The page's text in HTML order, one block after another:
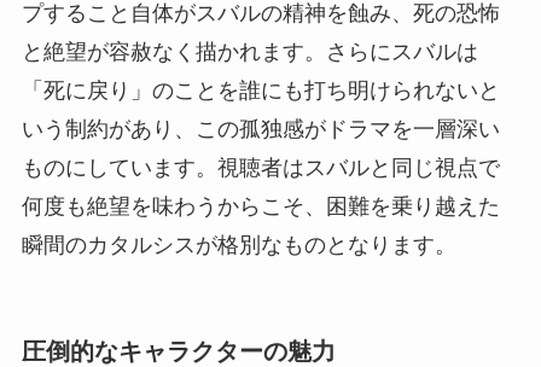
プすること自体がスバルの精神を蝕み、死の恐怖
と絶望が容赦なく描かれます。さらにスバルは
「死に戻り」のことを誰にも打ち明けられないと
いう制約があり、この孤独感がドラマを一層深い
ものにしています。視聴者はスバルと同じ視点で
何度も絶望を味わうからこそ、困難を乗り越えた
瞬間のカタルシスが格別なものとなります。
圧倒的なキャラクターの魅力